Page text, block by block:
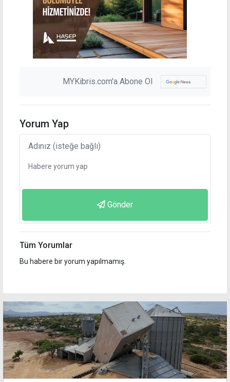
MYKibris.com'a Abone Ol
Yorum Yap
Gönder
Tüm Yorumlar
Bu habere bir yorum yapılmamış.